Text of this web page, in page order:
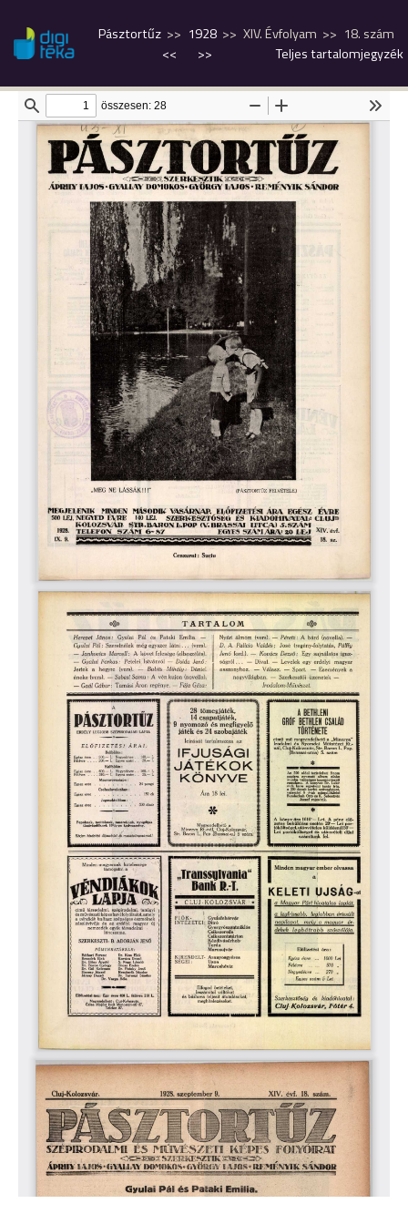
Pásztortűz 1928 XIV. Évfolyam
18. szám
<<
>> Teljes tartalomjegyzék